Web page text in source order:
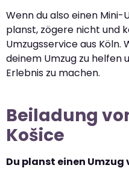
Wenn du also einen Mini-
planst, zögere nicht und
Umzugsservice aus Köln.
deinem Umzug zu helfen
Erlebnis zu machen.
Beiladung
Košice
Du planst einen Umzug